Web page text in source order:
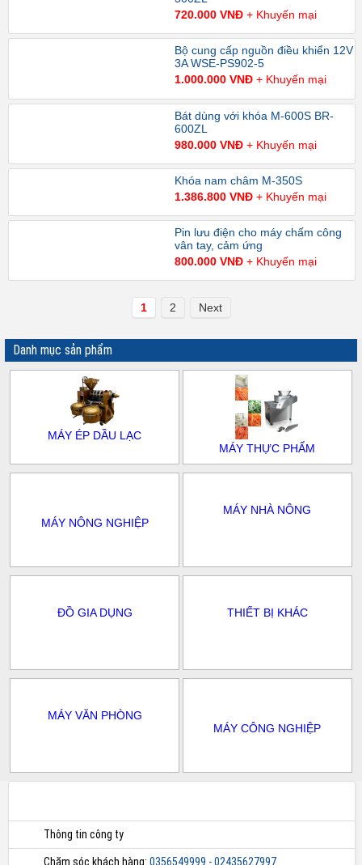
720.000 VNĐ+ Khuyến mại
Bộ cung cấp nguồn điều khiển 12V
3A WSE-PS902-5
1.000.000 VNĐ+ Khuyến mại
Bát dùng với khóa M-600S BR-
600ZL
980.000 VNĐ+ Khuyến mại
Khóa nam châm M-350S
1.386.800 VNĐ+ Khuyến mại
Pin lưu điện cho máy chấm công
vân tay, cảm ứng
800.000 VNĐ+ Khuyến mại
1 2 Next
Danh mục sản phẩm
MÁY ÉP DẦU LẠC
MÁY THỰC PHẨM
MÁY NÔNG NGHIỆP
MÁY NHÀ NÔNG
ĐỒ GIA DỤNG THIẾT BỊ KHÁC
MÁY VĂN PHÒNG
MÁY CÔNG NGHIỆP
Thông tin công ty
Chăm sóc khách hàng: 0356549999 - 02435627997